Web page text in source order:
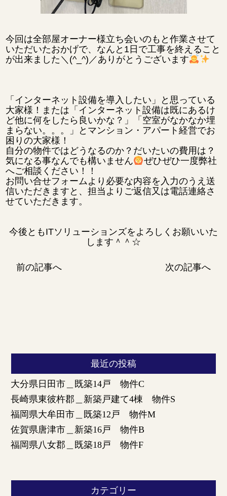
今回は全部屋オーナー様立ち会いのもと作業させて
いただいたおかげで、なんと1日で工事を終えること
が出来ました＼(^_^)／ありがとうございます
「インターネット設備を導入したい」と思っている
大家様！または「インターネット設備は既にあるけ
ど他に何をしたら良いかな？」「空室がなかなか埋
まらない。。。」とマンション・アパート経営でお
困りの大家様！
自分の物件ではどうなるのか？だいたいの費用は？
気になる事なんでも構いません
ぜひぜひ一度弊社
へご相談ください！！
お問い合せフォームより必要な内容を入力のうえ送
信いただきますと、担当よりご返信又は電話連絡さ
せていただきます。
今後ともITソリューションズをよろしくお願いいた
します＾＾☆
前の記事へ 次の記事へ
最近の投稿
大分県日田市＿既築14戸 物件C
長崎県東彼杵郡＿新築戸建て4棟 物件S
福岡県大牟田市＿既築12戸 物件M
佐賀県唐津市＿新築16戸 物件B
福岡県八女郡＿既築18戸 物件F
カテゴリー